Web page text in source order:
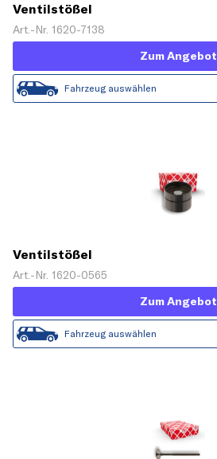
Ventilstößel
Art.-Nr. 1620-7138
Zum Angebot
Fahrzeug auswählen
Ventilstößel
Art.-Nr. 1620-0565
Zum Angebot
Fahrzeug auswählen